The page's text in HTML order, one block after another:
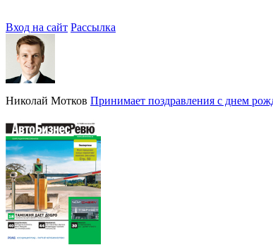
Вход на сайт Рассылка
Николай Мотков Принимает поздравления с днем